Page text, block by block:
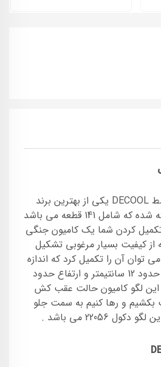
این لگوی ساختنی توسط DECOOL یکی از بهترین برند
های اسباب بازی ساخته شده که شامل 141 قطعه می باشد
کردن شما یک کامیون جنگی
از کیفیت بسیار مرغوبی تشکیل
آن را تکمیل کرد که اندازه
تکمیل شده ان با طول حدود 12 سانتیمتر و ارتفاع حدود
این لگو کامیون حالت عقب کش
بکشیم و رها کنیم به سمت جلو
22056 می باشد .